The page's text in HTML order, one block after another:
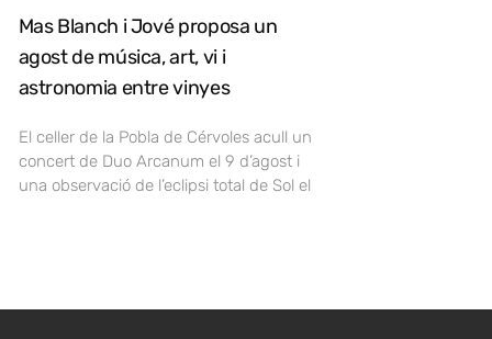
Mas Blanch i Jové proposa un
agost de música, art, vi i
astronomia entre vinyes
El celler de la Pobla de Cérvoles acull un
concert de Duo Arcanum el 9 d’agost i
una observació de l’eclipsi total de Sol el